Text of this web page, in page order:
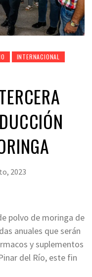
INTERNACIONAL
2023
polvo de moringa de
anuales que serán
y suplementos
del Río, este fin